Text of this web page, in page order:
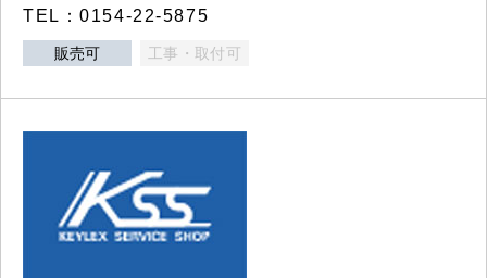
TEL：0154-22-5875
販売可 工事・取付可